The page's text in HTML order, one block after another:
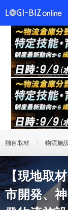
独自取材 物流施
【現地取
市開発、